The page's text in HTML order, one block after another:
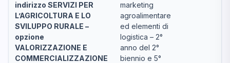
indirizzo SERVIZI PER
L’AGRICOLTURA E LO
SVILUPPO RURALE –
opzione
VALORIZZAZIONE E
COMMERCIALIZZAZIONE
marketing
agroalimentare
ed elementi di
logistica – 2°
anno del 2°
biennio e 5°